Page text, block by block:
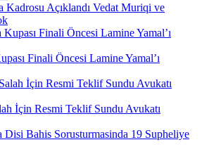
Kadrosu Açıklandı Vedat Muriqi ve
Finali Öncesi Lamine Yamal’ı
İçin Resmi Teklif Sundu Avukatı